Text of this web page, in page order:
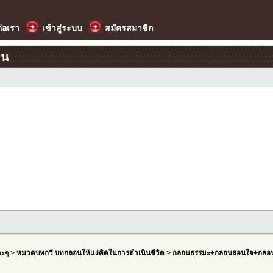
เรา เข้าสู่ระบบ สมัครสมาชิก
ๆ >หมวดบทกวี บทกลอนให้แง่คิดในการดำเนินชีวิต >กลอนธรรมะ+กลอนสอนใจ+กล